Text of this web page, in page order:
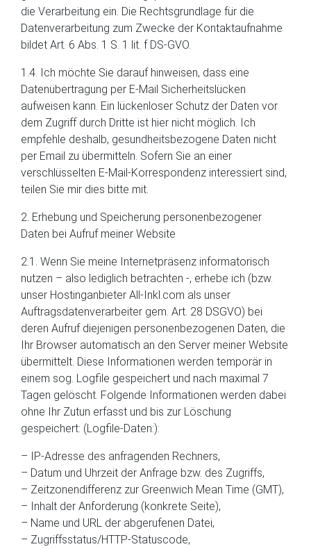
die Verarbeitung ein. Die Rechtsgrundlage für die
Datenverarbeitung zum Zwecke der Kontaktaufnahme
bildet Art. 6 Abs. 1 S. 1 lit. f DS-GVO.
1.4. Ich möchte Sie darauf hinweisen, dass eine
Datenübertragung per E-Mail Sicherheitslücken
aufweisen kann. Ein lückenloser Schutz der Daten vor
dem Zugriff durch Dritte ist hier nicht möglich. Ich
empfehle deshalb, gesundheitsbezogene Daten nicht
per Email zu übermitteln. Sofern Sie an einer
verschlüsselten E-Mail-Korrespondenz interessiert sind,
teilen Sie mir dies bitte mit.
2. Erhebung und Speicherung personenbezogener
Daten bei Aufruf meiner Website
2.1. Wenn Sie meine Internetpräsenz informatorisch
nutzen – also lediglich betrachten -, erhebe ich (bzw.
unser Hostinganbieter All-Inkl.com als unser
Auftragsdatenverarbeiter gem. Art. 28 DSGVO) bei
deren Aufruf diejenigen personenbezogenen Daten, die
Ihr Browser automatisch an den Server meiner Website
übermittelt. Diese Informationen werden temporär in
einem sog. Logfile gespeichert und nach maximal 7
Tagen gelöscht. Folgende Informationen werden dabei
ohne Ihr Zutun erfasst und bis zur Löschung
gespeichert: (Logfile-Daten:):
– IP-Adresse des anfragenden Rechners,
– Datum und Uhrzeit der Anfrage bzw. des Zugriffs,
– Zeitzonendifferenz zur Greenwich Mean Time (GMT),
– Inhalt der Anforderung (konkrete Seite),
– Name und URL der abgerufenen Datei,
– Zugriffsstatus/HTTP-Statuscode,